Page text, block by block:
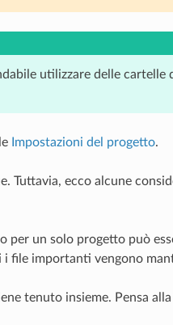
utilizzare delle cartelle
Impostazioni del progetto.
Tuttavia, ecco alcune
per un solo progetto può
file importanti vengono
tenuto insieme. Pensa